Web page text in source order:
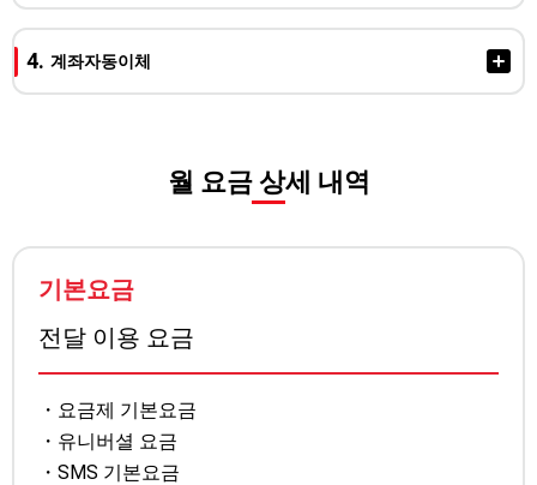
※GTN EPOS 카드는 신청이 필요합니다. 자세한 내용 및 신청은
청구서 메일 발송 기간: 매달 5일~7일
납부 가능한 편의점 : 세븐일레븐, 패밀리마트, 로손, 미니스톱,
카드회사에서 고객님께 청구일에 대해서는 신용카드의 청구
일,납부기간을 확인바랍니다.
계좌자동이체
자동이체가 실패되었을 경우, 다음 달 청구분부터 편의점 결제
월 요금 상세 내역
기본요금
전달 이용 요금
요금제 기본요금
유니버셜 요금
SMS 기본요금